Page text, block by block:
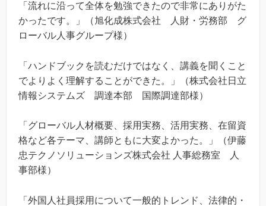
「流れに沿って全体を勉強できたので非常にありがた
かったです。」（旭化成株式会社 人財・労務部 グ
ローバル人事グループ様）
「ハンドブックを読むだけではなく、講義を聞くこと
でよりよく理解することができた。」（株式会社日立
情報システムズ 調達本部 国際調達部様）
「グローバル人材概要、採用実務、活用実務、在留資
格など各テーマ、講師ともに大変よかった。」（伊藤
忠テクノソリューションズ株式会社 人事総務室 人
事部様）
「外国人社員採用について一般的トレンド、法律的・